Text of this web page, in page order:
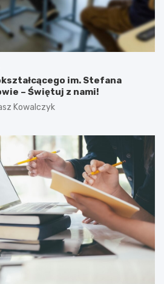
im. Stefana
– Świętuj z nami!
Kowalczyk